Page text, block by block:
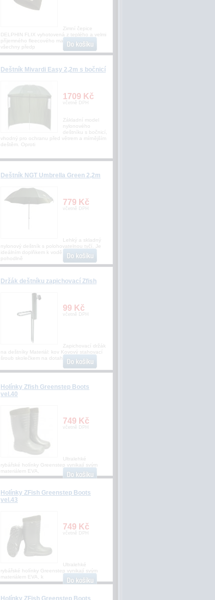
Zimní čepice
DELPHIN FLIX vyhotovená z teplého a velmi
příjemného fleecového materiálu splňuje
všechny předp
Deštník Mivardi Easy 2,2m s bočnicí
1709 Kč
včetně DPH
Základní model
nylonového
deštníku s bočnicí,
vhodný pro ochranu před větrem a mírnějším
deštěm. Oproti
Deštník NGT Umbrella Green 2,2m
779 Kč
včetně DPH
Lehký a skladný
nylonový deštník s polohovatelnou tyčí. Je
ideálním doplňkem k vodě a navíc se
pohodlně
Držák deštníku zapichovací Zfish
99 Kč
včetně DPH
Zapichovací držák
na deštníky Materiál: kov Kovový stahovací
šroub skolečkem na dotahování
Holínky Zfish Greenstep Boots
vel.40
749 Kč
včetně DPH
Ultralehké
rybářské holínky Greenstep vynikají svým
materiálem EVA,
Holínky ZFish Greenstep Boots
vel.43
749 Kč
včetně DPH
Ultralehké
rybářské holínky Greenstep vynikají svým
materiálem EVA, k
Holínky ZFish Greenstep Boots